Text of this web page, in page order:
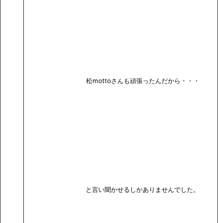
松mottoさんも頑張ったんだから・・・
と言い聞かせるしかありませんでした。